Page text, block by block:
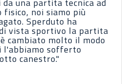
da una partita tecnica ad
noi siamo più
Sperduto ha
vista sportivo la partita
cambiato molto il modo
l'abbiamo sofferto
canestro."